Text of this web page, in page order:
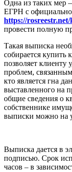
Одна из таких мер
ЕГРН с
https://
провести полную
Такая выписка
собирается купить
позволяет клиенту
проблем,
кто является гна
выставленного на
общие сведения о
собственнике
выписки можно на
Выписка дается в
подписью. Срок
часов – в